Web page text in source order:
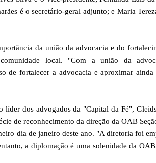
é o secretário-geral adjunto; e Maria
da união da advocacia e do
local. "Com a união da
de fortalecer a advocacia e aproximar
líder dos advogados da "Capital da Fé",
de reconhecimento da direção da OAB
dia de janeiro deste ano. "A diretoria foi
a diplomação é uma solenidade da